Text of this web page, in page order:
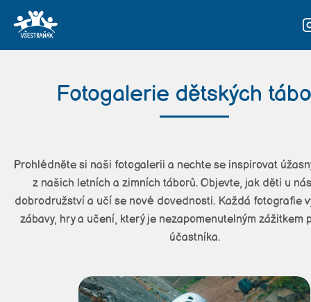
Náš tým
Kontakt
Přihláška
Fotogalerie dětských
Prohlédněte si naši fotogalerii a nechte se inspirovat
z našich letních a zimních táborů. Objevte, jak děti u
dobrodružství a učí se nové dovednosti. Každá fotografie
zábavy, hry a učení, který je nezapomenutelným zážitkem
účastníka.